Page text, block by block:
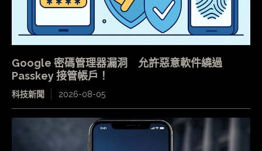
Google 密碼管理器漏洞 允許惡意軟件繞過
Passkey 接管帳戶！
科技新聞 2026-08-05